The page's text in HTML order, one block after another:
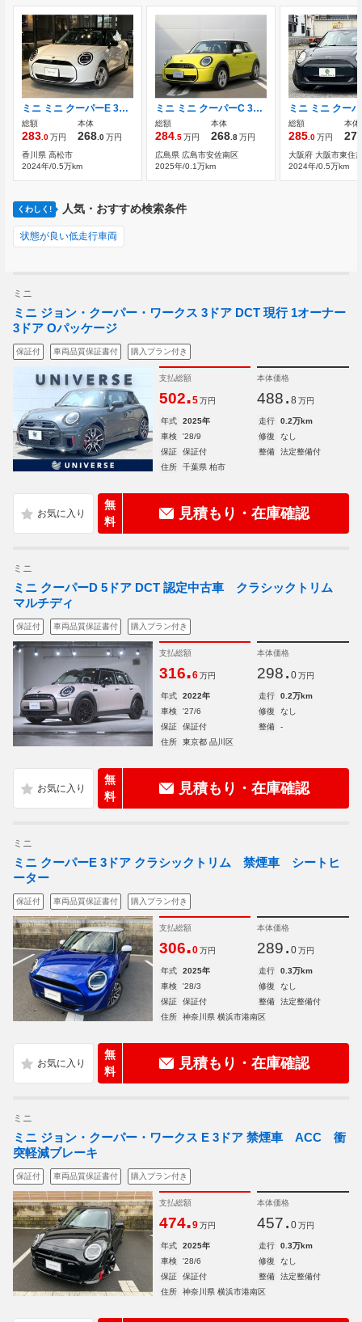
ミニ ミニ クーパーE 3ドア 認定中古車 CLASSIC TRIM
総額
283.0万円
本体
268.0万円
香川県 高松市
2024年/0.5万km
ミニ ミニ クーパーC 3ドア DCT CLASSICTRIM LEDヘッドライト 純正16アルミ
総額
284.5万円
本体
268.8万円
広島県 広島市安佐南区
2025年/0.1万km
総額
285.0万円
本体
大阪府 大阪市東住
2024年/0.5万km
くわしく! 人気・おすすめ検索条件
状態が良い低走行車両
ミニ
ミニ ジョン・クーパー・ワークス 3ドア DCT 現行 1オーナー
3ドア Oパッケージ
保証付 車両品質保証書付 購入プラン付き
支払総額
502.5 万円
本体価格
488. 8 万円
年式 2025年 走行
0.2万km
車検
'28/9 修復
なし
保証
保証付 整備
法定整備付
住所
千葉県 柏市
無
料
見積もり・在庫確認
ミニ
ミニ クーパーD 5ドア DCT 認定中古車 クラシックトリム
マルチディ
保証付 車両品質保証書付 購入プラン付き
支払総額
316.6 万円
本体価格
298. 0 万円
年式 2022年 走行
0.2万km
車検
'27/6 修復
なし
保証
保証付 整備
-
住所
東京都 品川区
無
料
見積もり・在庫確認
ミニ
ミニ クーパーE 3ドア クラシックトリム 禁煙車 シートヒ
ーター
保証付 車両品質保証書付 購入プラン付き
支払総額
306.0 万円
本体価格
289. 0 万円
年式 2025年 走行
0.3万km
車検
'28/3 修復
なし
保証
保証付 整備
法定整備付
住所
神奈川県 横浜市港南区
無
料
見積もり・在庫確認
ミニ
ミニ ジョン・クーパー・ワークス E 3ドア 禁煙車 ACC 衝
突軽減ブレーキ
保証付 車両品質保証書付 購入プラン付き
支払総額
474.9 万円
本体価格
457. 0 万円
年式 2025年 走行
0.3万km
車検
'28/6 修復
なし
保証
保証付 整備
法定整備付
住所
神奈川県 横浜市港南区